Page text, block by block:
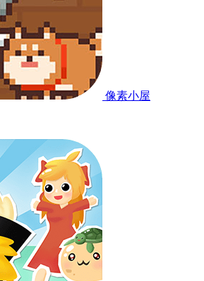
像素小屋